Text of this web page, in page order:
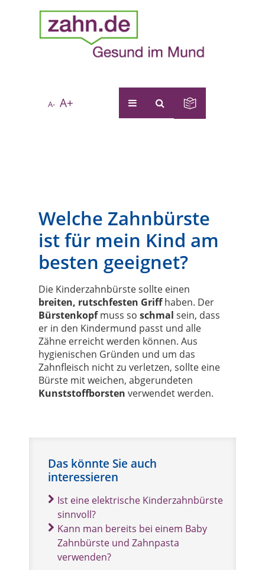
A- A+
Welche Zahnbürste
ist für mein Kind am
besten geeignet?
Die Kinderzahnbürste sollte einen
breiten, rutschfesten Griffhaben. Der
Bürstenkopfmuss so schmal sein, dass
er in den Kindermund passt und alle
Zähne erreicht werden können. Aus
hygienischen Gründen und um das
Zahnfleisch nicht zu verletzen, sollte eine
Bürste mit weichen, abgerundeten
Kunststoffborsten verwendet werden.
Das könnte Sie auch
interessieren
Ist eine elektrische Kinderzahnbürste
sinnvoll?
Kann man bereits bei einem Baby
Zahnbürste und Zahnpasta
verwenden?